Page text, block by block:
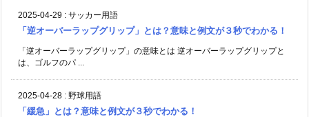
2025-04-29 : サッカー用語
「逆オーバーラップグリップ」とは？意味と例文が３秒でわかる！
「逆オーバーラップグリップ」の意味とは 逆オーバーラップグリップと
は、ゴルフのパ ...
2025-04-28 : 野球用語
「緩急」とは？意味と例文が３秒でわかる！